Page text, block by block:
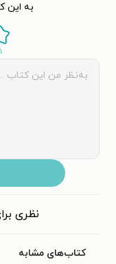
به این
۱
نظری
کتاب‌های مشابه